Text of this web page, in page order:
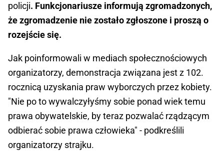
policji. Funkcjonariusze informują zgromadzonych,
że zgromadzenie nie zostało zgłoszone i proszą o
rozejście się.
Jak poinformowali w mediach społecznościowych
organizatorzy, demonstracja związana jest z 102.
rocznicą uzyskania praw wyborczych przez kobiety.
"Nie po to wywalczyłyśmy sobie ponad wiek temu
prawa obywatelskie, by teraz pozwalać rządzącym
odbierać sobie prawa człowieka" - podkreślili
organizatorzy strajku.